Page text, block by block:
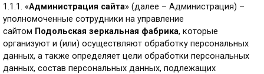
1.1.1. «Администрация сайта» (далее – Администрация) –
уполномоченные сотрудники на управление
сайтом Подольская зеркальная фабрика, которые
организуют и (или) осуществляют обработку персональных
данных, а также определяет цели обработки персональных
данных, состав персональных данных, подлежащих